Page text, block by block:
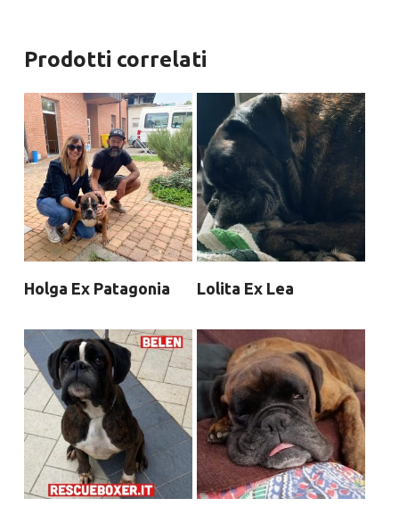
Prodotti correlati
Holga Ex Patagonia Lolita Ex Lea